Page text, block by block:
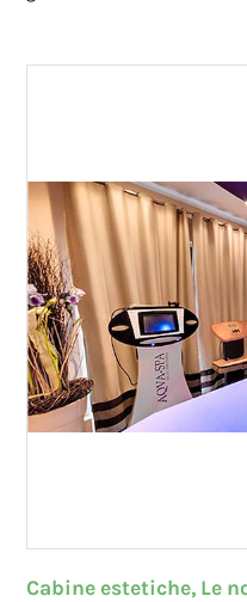
Cabine estetiche, Le